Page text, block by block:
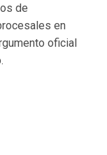
de
en
oficial